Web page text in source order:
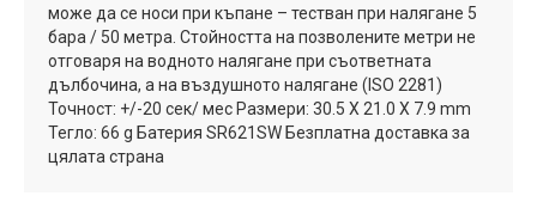
може да се носи при къпане – тестван при налягане 5
бара / 50 метра. Стойността на позволените метри не
отговаря на водното налягане при съответната
дълбочина, а на въздушното налягане (ISO 2281)
Точност: +/-20 сек/ мес Размери: 30.5 X 21.0 X 7.9 mm
Тегло: 66 g Батерия SR621SW Безплатна доставка за
цялата страна